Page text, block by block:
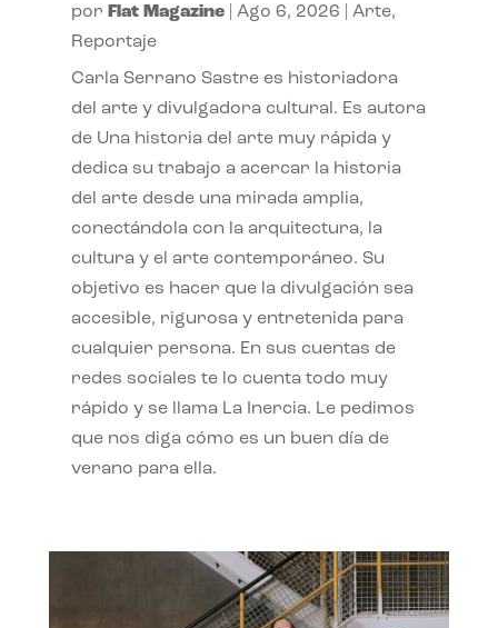
por Flat Magazine| Ago 6, 2026 Arte,
Reportaje
Carla Serrano Sastre es historiadora
del arte y divulgadora cultural. Es autora
de Una historia del arte muy rápida y
dedica su trabajo a acercar la historia
del arte desde una mirada amplia,
conectándola con la arquitectura, la
cultura y el arte contemporáneo. Su
objetivo es hacer que la divulgación sea
accesible, rigurosa y entretenida para
cualquier persona. En sus cuentas de
redes sociales te lo cuenta todo muy
rápido y se llama La Inercia. Le pedimos
que nos diga cómo es un buen día de
verano para ella.